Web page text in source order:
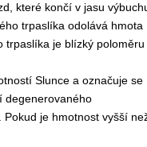
které končí v jasu
trpaslíka odolává hmota
trpaslíka je blízký poloměru
Slunce a označuje se
degenerovaného
je hmotnost vyšší